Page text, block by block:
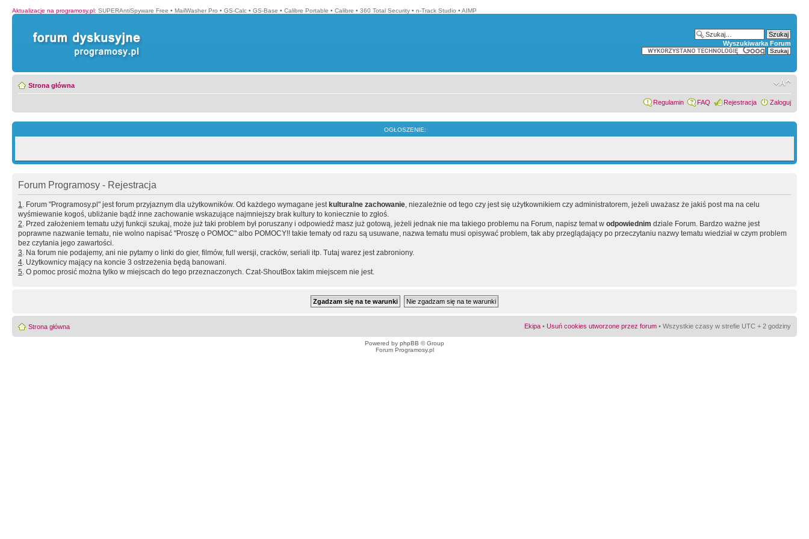
Aktualizacje na programosy.pl: SUPERAntiSpyware Free • MailWasher Pro • GS-Calc • GS-Base • Calibre Portable • Calibre • 360 Total Security • n-Track Studio • AIMP
Wyszukiwarka Forum
Strona główna
Regulamin FAQ Rejestracja Zaloguj
OGŁOSZENIE:
Forum Programosy - Rejestracja
1. Forum "Programosy.pl" jest forum przyjaznym dla użytkowników. Od każdego wymagane jest kulturalne zachowanie, niezależnie od tego czy jest się użytkownikiem czy administratorem, jeżeli uważasz że jakiś post ma na celu
wyśmiewanie kogoś, ubliżanie bądź inne zachowanie wskazujące najmniejszy brak kultury to koniecznie to zgłoś.
2. Przed założeniem tematu użyj funkcji szukaj, może już taki problem był poruszany i odpowiedź masz już gotową, jeżeli jednak nie ma takiego problemu na Forum, napisz temat w odpowiednim dziale Forum. Bardzo ważne jest
poprawne nazwanie tematu, nie wolno napisać "Proszę o POMOC" albo POMOCY!! takie tematy od razu są usuwane, nazwa tematu musi opisywać problem, tak aby przeglądający po przeczytaniu nazwy tematu wiedział w czym problem
bez czytania jego zawartości.
3. Na forum nie podajemy, ani nie pytamy o linki do gier, filmów, full wersji, cracków, seriali itp. Tutaj warez jest zabroniony.
4. Użytkownicy mający na koncie 3 ostrzeżenia będą banowani.
5. O pomoc prosić można tylko w miejscach do tego przeznaczonych. Czat-ShoutBox takim miejscem nie jest.
Strona główna Ekipa • Usuń cookies utworzone przez forum • Wszystkie czasy w strefie UTC + 2 godziny
Powered by phpBB © Group
Forum Programosy.pl